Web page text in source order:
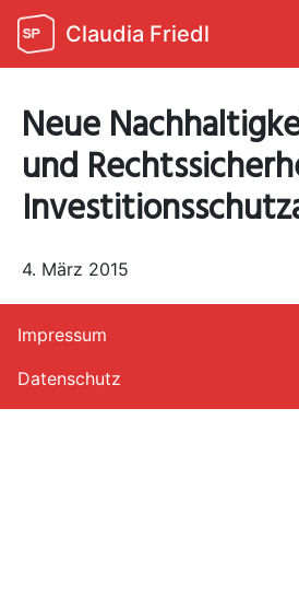
Claudia Friedl
Neue
und
4. März 2015
Impressum
Datenschutz